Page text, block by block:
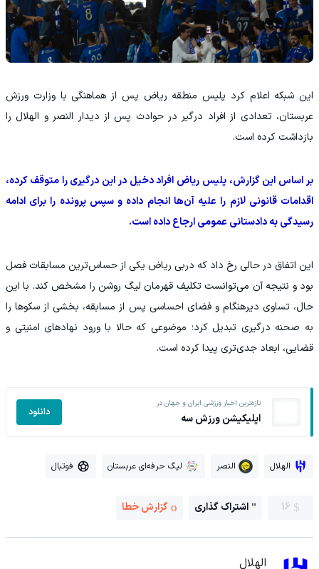
این شبکه اعلام کرد پلیس منطقه ریاض پس از هماهنگی با وزارت ورزش
عربستان، تعدادی از افراد درگیر در حوادث پس از دیدار النصر و الهلال را
بازداشت کرده است.
بر اساس این گزارش، پلیس ریاض افراد دخیل در این درگیری را متوقف کرده،
اقدامات قانونی لازم را علیه آن‌ها انجام داده و سپس پرونده را برای ادامه
رسیدگی به دادستانی عمومی ارجاع داده است.
این اتفاق در حالی رخ داد که دربی ریاض یکی از حساس‌ترین مسابقات فصل
بود و نتیجه آن می‌توانست تکلیف قهرمان لیگ روشن را مشخص کند. با این
حال، تساوی دیرهنگام و فضای احساسی پس از مسابقه، بخشی از سکوها را
به صحنه درگیری تبدیل کرد؛ موضوعی که حالا با ورود نهادهای امنیتی و
قضایی، ابعاد جدی‌تری پیدا کرده است.
تازه‌ترین اخبار ورزشی ایران و جهان در
اپلیکیشن ورزش سه دانلود
الهلال النصر لیگ حرفه‌ای عربستان فوتبال
16 اشتراک گذاری گزارش خطا
الهلال